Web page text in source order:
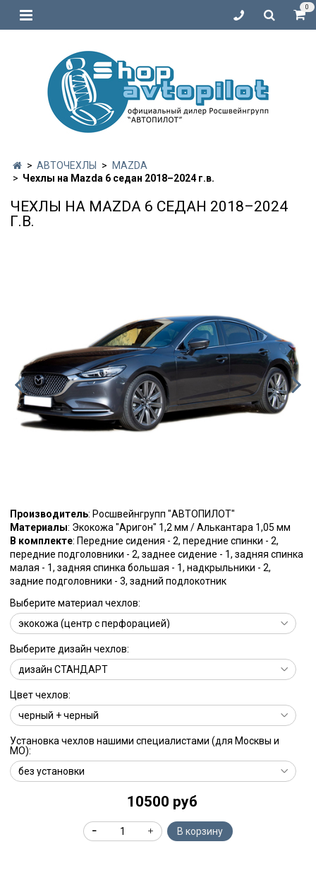
0
АВТОЧЕХЛЫ
MAZDA
Чехлы на Mazda 6 седан 2018–2024 г.в.
ЧЕХЛЫ НА MAZDA 6 СЕДАН 2018–2024
Г.В.
Производитель: Росшвейнгрупп "АВТОПИЛОТ"
Материалы: Экокожа "Аригон" 1,2 мм / Алькантара 1,05 мм
В комплекте: Передние сидения - 2, передние спинки - 2,
передние подголовники - 2, заднее сидение - 1, задняя спинка
малая - 1, задняя спинка большая - 1, надкрыльники - 2,
задние подголовники - 3, задний подлокотник
Выберите материал чехлов:
Выберите дизайн чехлов:
Цвет чехлов:
Установка чехлов нашими специалистами (для Москвы и
МО):
10500 руб
В корзину